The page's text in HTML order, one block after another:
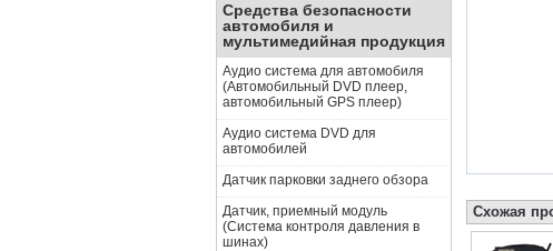
Средства безопасности
автомобиля и
мультимедийная продукция
Аудио система для автомобиля
(Автомобильный DVD плеер,
автомобильный GPS плеер)
Аудио система DVD для
автомобилей
Датчик парковки заднего обзора
Датчик, приемный модуль
(Система контроля давления в
шинах)
Схожая